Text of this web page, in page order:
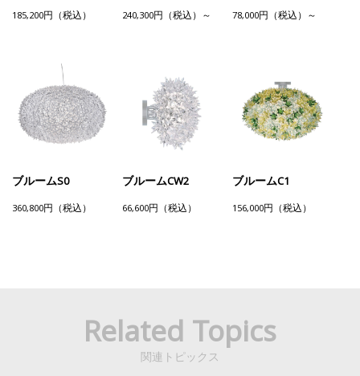
185,200円（税込） 240,300円（税込）～ 78,000円（税込）～
ブルームS0
360,800円（税込）
ブルームCW2
66,600円（税込）
ブルームC1
156,000円（税込）
Related Topics
関連トピックス